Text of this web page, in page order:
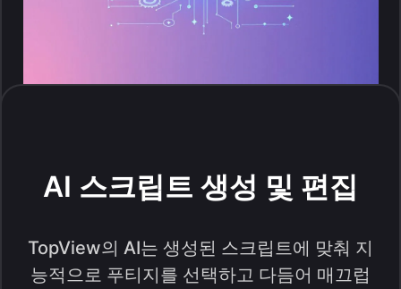
AI 스크립트 생성 및 편집
TopView의 AI는 생성된 스크립트에 맞춰 지
능적으로 푸티지를 선택하고 다듬어 매끄럽